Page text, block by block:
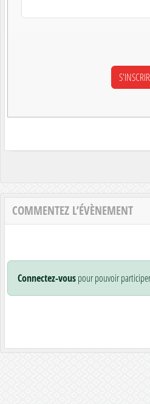
COMMENTEZ L’ÉVÈNEMENT
Connectez-vouspour pouvoir